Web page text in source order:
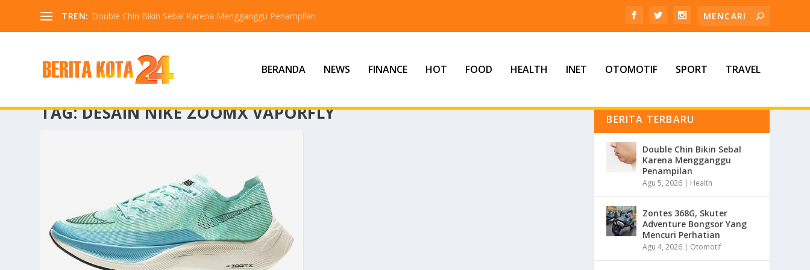
TREN: Double Chin Bikin Sebal Karena Mengganggu Penampilan
BERANDA NEWS FINANCE HOT FOOD HEALTH INET OTOMOTIF SPORT TRAVEL
TAG:DESAIN NIKE ZOOMX VAPORFLY BERITA TERBARU
Double Chin Bikin Sebal
Karena Mengganggu
Penampilan
Agu 5, 2026 | Health
Zontes 368G, Skuter
Adventure Bongsor Yang
Mencuri Perhatian
Agu 4, 2026 | Otomotif